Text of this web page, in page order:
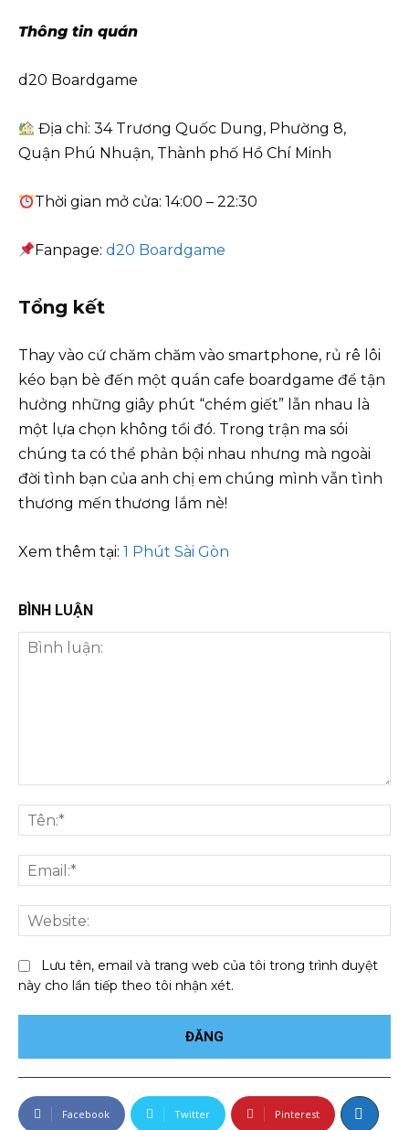
Thông tin quán
d20 Boardgame
Địa chỉ: 34 Trương Quốc Dung, Phường 8,
Quận Phú Nhuận, Thành phố Hồ Chí Minh
Thời gian mở cửa: 14:00 – 22:30
Fanpage:d20 Boardgame
Tổng kết
Thay vào cứ chăm chăm vào smartphone, rủ rê lôi
kéo bạn bè đến một quán cafe boardgame để tận
hưởng những giây phút “chém giết” lẫn nhau là
một lựa chọn không tồi đó. Trong trận ma sói
chúng ta có thể phản bội nhau nhưng mà ngoài
đời tình bạn của anh chị em chúng mình vẫn tình
thương mến thương lắm nè!
Xem thêm tại: 1 Phút Sài Gòn
BÌNH LUẬN
luận:
Lưu tên, email và trang web của tôi trong trình duyệt
này cho lần tiếp theo tôi nhận xét.
Facebook Twitter Pinterest